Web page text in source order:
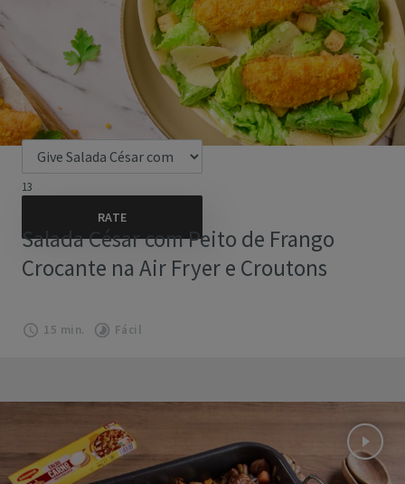
13
Salada César com Peito de Frango
Crocante na Air Fryer e Croutons
15 min. Fácil